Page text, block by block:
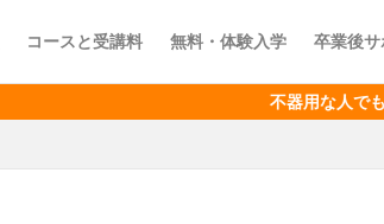
コースと受講料 無料・体験入学 卒業後サ
不器用な人でも大丈夫!